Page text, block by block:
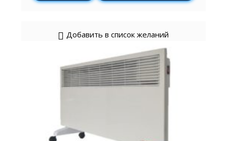
Добавить в список желаний